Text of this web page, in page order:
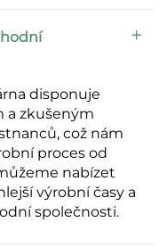
disponuje
a zkušeným
což nám
proces od
nabízet
výrobní časy a
společnosti.